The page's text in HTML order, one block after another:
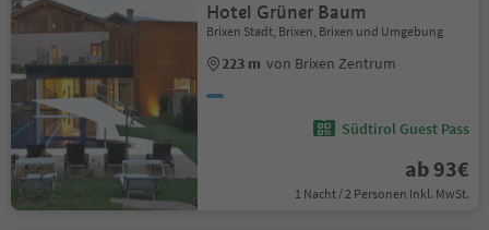
Hotel Grüner Baum
Brixen Stadt, Brixen, Brixen und Umgebung
223 m von Brixen Zentrum
Südtirol Guest Pass
ab 93€
1 Nacht / 2 Personen Inkl. MwSt.